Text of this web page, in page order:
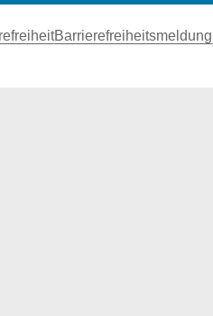
Barrierefreiheitsmeldung